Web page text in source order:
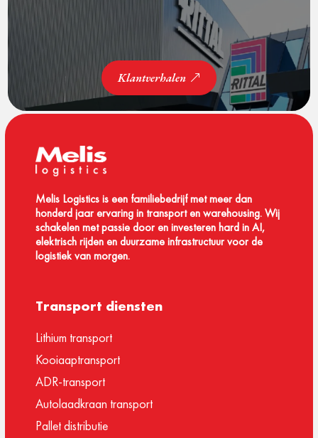
Klantverhalen
Melis Logistics is een familiebedrijf met meer dan
honderd jaar ervaring in transport en warehousing. Wij
schakelen met passie door en investeren hard in AI,
elektrisch rijden en duurzame infrastructuur voor de
logistiek van morgen.
Transport diensten
Lithium transport
Kooiaaptransport
ADR-transport
Autolaadkraan transport
Pallet distributie